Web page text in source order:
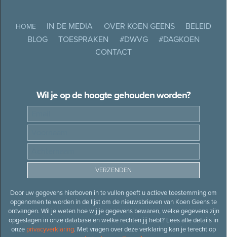
HOME IN DE MEDIA OVER KOEN GEENS
BELEID
BLOG
TOESPRAKEN #DWVG
#DAGKOEN
CONTACT
Wil je op de hoogte gehouden worden?
Door uw gegevens hierboven in te vullen geeft u actieve toestemming om
opgenomen te worden in de lijst om de nieuwsbrieven van Koen Geens te
ontvangen. Wil je weten hoe wij je gegevens bewaren, welke gegevens zijn
opgeslagen in onze database en welke rechten jij hebt? Lees alle details in
onze privacyverklaring. Met vragen over deze verklaring kan je terecht op